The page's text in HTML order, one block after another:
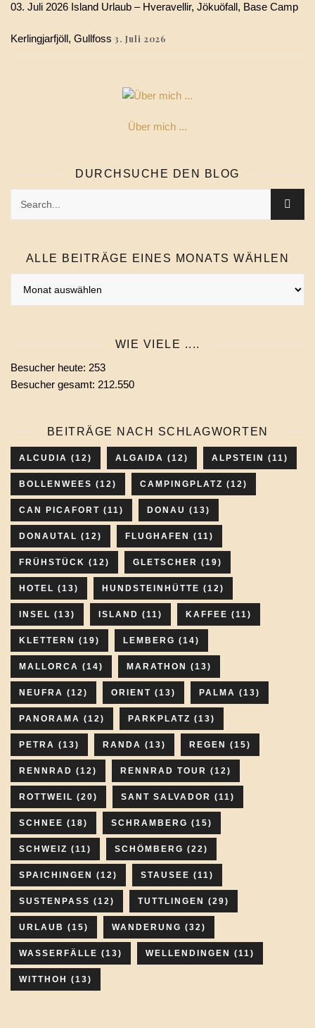
03. Juli 2026 Island Urlaub – Hveravellir, Jökuöfall, Base Camp
Kerlingjarfjöll, Gullfoss 3. Juli 2026
Über mich ...
DURCHSUCHE DEN BLOG
ALLE BEITRÄGE EINES MONATS WÄHLEN
wählen
WIE VIELE ....
Besucher heute: 253
Besucher gesamt: 212.550
BEITRÄGE NACH SCHLAGWORTEN
ALCUDIA (12) ALGAIDA (12) ALPSTEIN (11)
BOLLENWEES (12) CAMPINGPLATZ (12)
CAN PICAFORT (11) DONAU (13)
DONAUTAL (12) FLUGHAFEN (11)
FRÜHSTÜCK (12) GLETSCHER (19)
HOTEL (13) HUNDSTEINHÜTTE (12)
INSEL (13) ISLAND (11) KAFFEE (11)
KLETTERN (19) LEMBERG (14)
MALLORCA (14) MARATHON (13)
NEUFRA (12) ORIENT (13) PALMA (13)
PANORAMA (12) PARKPLATZ (13)
PETRA (13) RANDA (13) REGEN (15)
RENNRAD (12) RENNRAD TOUR (12)
ROTTWEIL (20) SANT SALVADOR (11)
SCHNEE (18) SCHRAMBERG (15)
SCHWEIZ (11) SCHÖMBERG (22)
SPAICHINGEN (12) STAUSEE (11)
SUSTENPASS (12) TUTTLINGEN (29)
URLAUB (15) WANDERUNG (32)
WASSERFÄLLE (13) WELLENDINGEN (11)
WITTHOH (13)